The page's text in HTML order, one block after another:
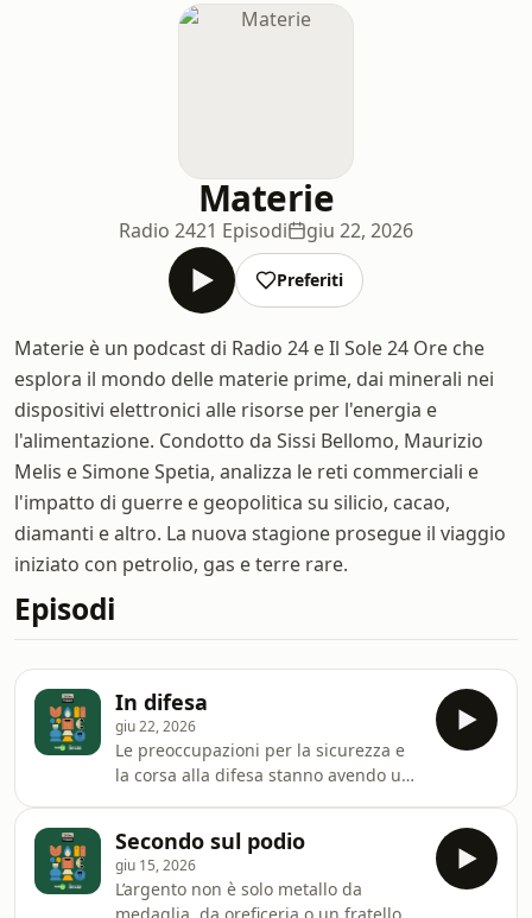
Materie
Radio 2421 Episodi giu 22, 2026
Preferiti
Materie è un podcast di Radio 24 e Il Sole 24 Ore che
esplora il mondo delle materie prime, dai minerali nei
dispositivi elettronici alle risorse per l'energia e
l'alimentazione. Condotto da Sissi Bellomo, Maurizio
Melis e Simone Spetia, analizza le reti commerciali e
l'impatto di guerre e geopolitica su silicio, cacao,
diamanti e altro. La nuova stagione prosegue il viaggio
iniziato con petrolio, gas e terre rare.
Episodi
In difesa
giu 22, 2026
Le preoccupazioni per la sicurezza e
la corsa alla difesa stanno avendo un
armamenti e affini. In questo episodio
di &ldquo;Materie&rdquo; Simone
Spetia, Sissi Bellomo e Maurizio Melis
Secondo sul podio
giu 15, 2026
L’argento non è solo metallo da